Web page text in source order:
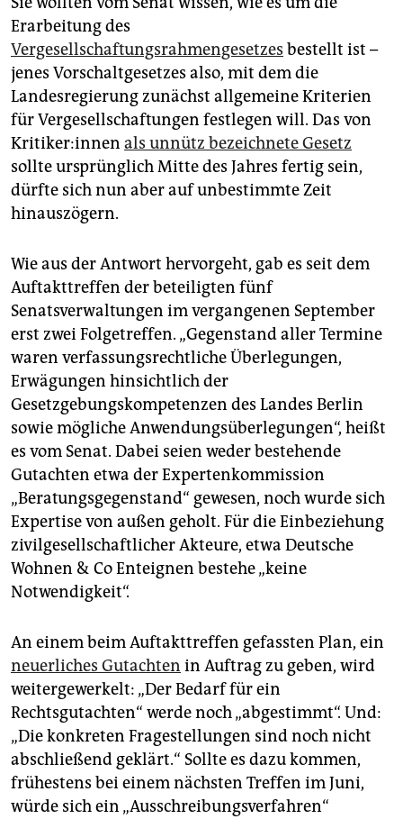
Erarbeitung des
Vergesellschaftungsrahmengesetzes bestellt ist –
jenes Vorschaltgesetzes also, mit dem die
Landesregierung zunächst allgemeine Kriterien
für Vergesellschaftungen festlegen will. Das von
Kri­ti­ke­r:in­nen als unnütz bezeichnete Gesetz
sollte ursprünglich Mitte des Jahres fertig sein,
dürfte sich nun aber auf unbestimmte Zeit
hinauszögern.
Wie aus der Antwort hervorgeht, gab es seit dem
Auftakttreffen der beteiligten fünf
Senatsverwaltungen im vergangenen September
erst zwei Folgetreffen. „Gegenstand aller Termine
waren verfassungsrechtliche Überlegungen,
Erwägungen hinsichtlich der
Gesetzgebungskompetenzen des Landes Berlin
sowie mögliche Anwendungsüberlegungen“, heißt
es vom Senat. Dabei seien weder bestehende
Gutachten etwa der Expertenkommission
„Beratungsgegenstand“ gewesen, noch wurde sich
Expertise von außen geholt. Für die Einbeziehung
zivilgesellschaftlicher Akteure, etwa Deutsche
Wohnen & Co Enteignen bestehe „keine
Notwendigkeit“.
An einem beim Auftakttreffen gefassten Plan, ein
neuerliches Gutachten in Auftrag zu geben, wird
weitergewerkelt: „Der Bedarf für ein
Rechtsgutachten“ werde noch „abgestimmt“. Und:
„Die konkreten Fragestellungen sind noch nicht
abschließend geklärt.“ Sollte es dazu kommen,
frühestens bei einem nächsten Treffen im Juni,
würde sich ein „Ausschreibungsverfahren“